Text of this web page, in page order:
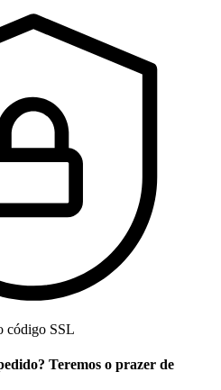
código SSL
Teremos o prazer de